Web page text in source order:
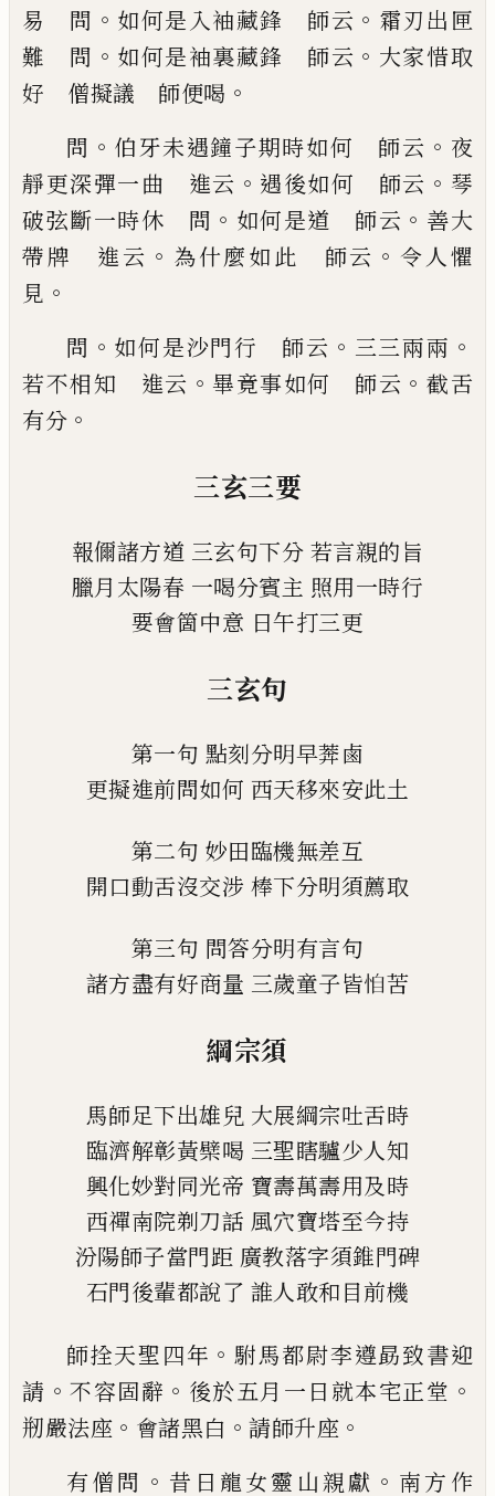
易 問 。 如何是入袖藏鋒 師云 。 霜刃出匣
難 問 。 如何是袖裏藏鋒 師云 。 大家惜取
好 僧擬議 師便喝 。
問 。 伯牙未遇鐘子期時如何 師云 。 夜
靜更深彈一曲 進云 。 遇後如何 師云 。 琴
破弦斷一時休 問 。 如何是道 師云 。 善大
帶牌 進云 。 為什麼如此 師云 。 令人懼
見 。
問 。 如何是沙門行 師云 。 三三兩兩 。
若不相知 進云 。 畢竟事如何 師云 。 截舌
有分 。
三玄三要
報儞諸方道 三玄句下分 若言親的旨
臘月太陽春 一喝分賓主 照用一時行
要會箇中意 日午打三更
三玄句
第一句 點刻分明早莾鹵
更擬進前問如何 西天移來安此土
第二句 妙田臨機無差互
開口動舌沒交涉 棒下分明須薦取
第三句 問答分明有言句
諸方盡有好商量 三歲童子皆𢙆苦
綱宗須
馬師足下出雄兒 大展綱宗吐舌時
臨濟解彰黃檗喝 三聖瞎驢少人知
興化妙對同光帝 寶壽萬壽用及時
西禪南院剃刀話 風穴寶塔至今持
汾陽師子當門距 廣教落字須錐門碑
石門後輩都說了 誰人敢和目前機
師拴天聖四年 。駙馬都尉李遵勗致書迎
請 。不容固辭 。 後於五月一日就本宅正堂 。
剏嚴法座 。 會諸黑白 。 請師升座 。
有僧問 。 昔日龍女靈山親獻 。 南方作